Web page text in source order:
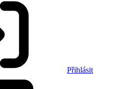
Přihlásit